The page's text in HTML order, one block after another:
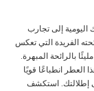
اليومية إلى تجارب
الفريدة التي تعكس
بالرائحة المبهرة.
انطباعًا قويًا
إطلالتك. استكشف